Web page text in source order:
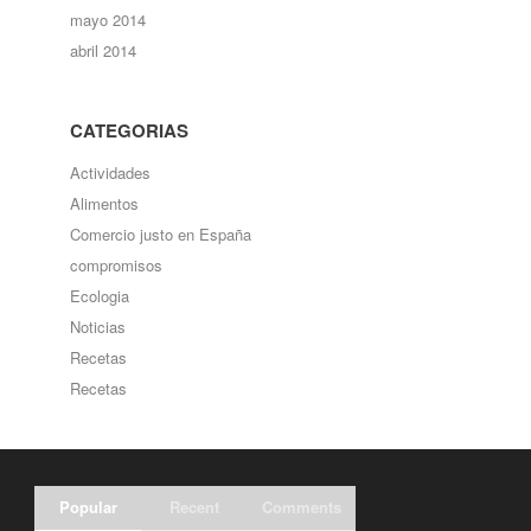
mayo 2014
abril 2014
CATEGORIAS
Actividades
Alimentos
Comercio justo en España
compromisos
Ecologia
Noticias
Recetas
Recetas
Popular